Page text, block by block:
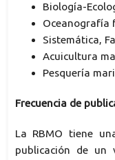
Biología-
Oceanografía
Sistemática,
Acuicultura
Pesquería
Frecuencia de
La RBMO tiene
publicación de un